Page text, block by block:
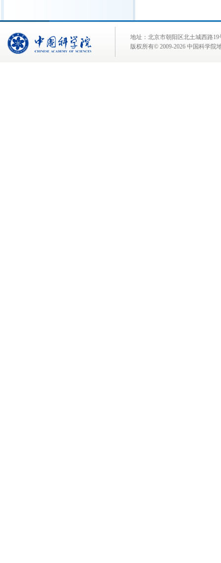
地址：北京市朝阳区北土城西路
版权所有© 2009-2026 中国科学院